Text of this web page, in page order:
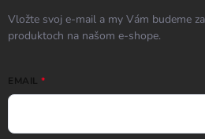
Vložte svoj e-mail a my Vám budeme
produktoch na našom e-shope.
EMAIL